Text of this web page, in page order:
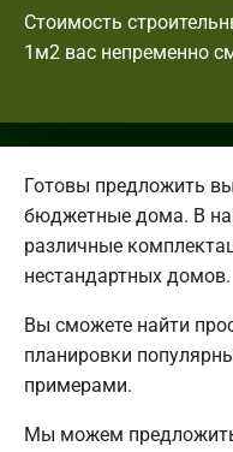
Стоимость
1м2 вас непременно
Готовы предложить
бюджетные дома. В
различные
нестандартных домов.
Вы сможете найти
планировки
примерами.
Мы можем